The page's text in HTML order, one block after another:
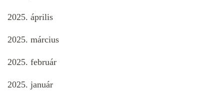
2025. április
2025. március
2025. február
2025. január